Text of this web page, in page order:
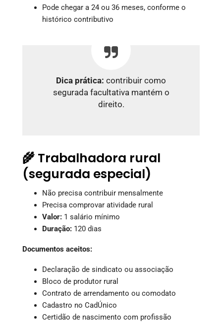
Pode chegar a 24 ou 36 meses, conforme o
histórico contributivo
Dica prática: contribuir como
segurada facultativa mantém o
direito.
🌾 Trabalhadora rural
(segurada especial)
Não precisa contribuir mensalmente
Precisa comprovar atividade rural
Valor: 1 salário mínimo
Duração: 120 dias
Documentos aceitos:
Declaração de sindicato ou associação
Bloco de produtor rural
Contrato de arrendamento ou comodato
Cadastro no CadÚnico
Certidão de nascimento com profissão